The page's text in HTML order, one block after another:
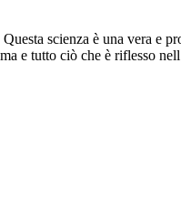
scienza è una vera e
tutto ciò che è riflesso